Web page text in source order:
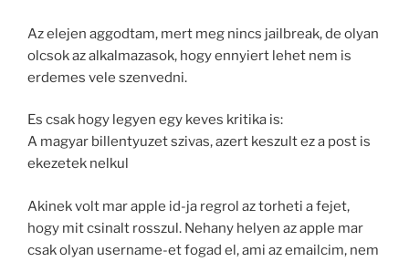
Az elejen aggodtam, mert meg nincs jailbreak, de olyan
olcsok az alkalmazasok, hogy ennyiert lehet nem is
erdemes vele szenvedni.
Es csak hogy legyen egy keves kritika is:
A magyar billentyuzet szivas, azert keszult ez a post is
ekezetek nelkul
Akinek volt mar apple id-ja regrol az torheti a fejet,
hogy mit csinalt rosszul. Nehany helyen az apple mar
csak olyan username-et fogad el, ami az emailcim, nem